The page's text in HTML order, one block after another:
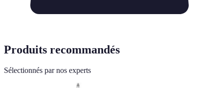
Produits recommandés
Sélectionnés par nos experts